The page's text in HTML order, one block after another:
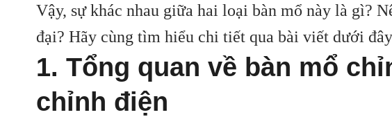
Vậy, sự khác nhau giữa hai loại bàn mổ này là gì?
đại? Hãy cùng tìm hiểu chi tiết qua bài viết dưới
1. Tổng quan về bàn mổ
chỉnh điện